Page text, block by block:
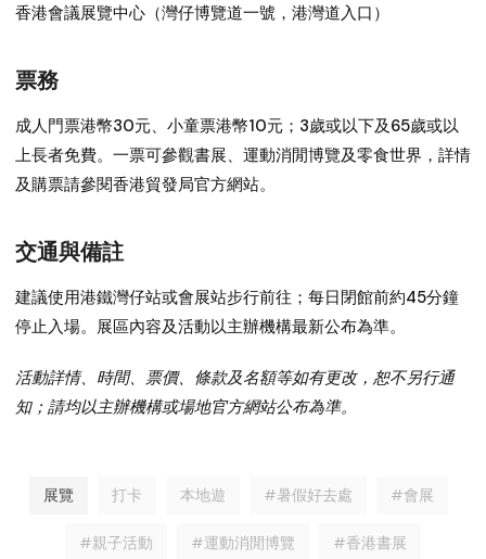
香港會議展覽中心（灣仔博覽道一號，港灣道入口）
票務
成人門票港幣30元、小童票港幣10元；3歲或以下及65歲或以
上長者免費。一票可參觀書展、運動消閒博覽及零食世界，詳情
及購票請參閱香港貿發局官方網站。
交通與備註
建議使用港鐵灣仔站或會展站步行前往；每日閉館前約45分鐘
停止入場。展區內容及活動以主辦機構最新公布為準。
活動詳情、時間、票價、條款及名額等如有更改，恕不另行通
知；請均以主辦機構或場地官方網站公布為準。
展覽 打卡 本地遊 #暑假好去處 #會展
#親子活動 #運動消閒博覽 #香港書展